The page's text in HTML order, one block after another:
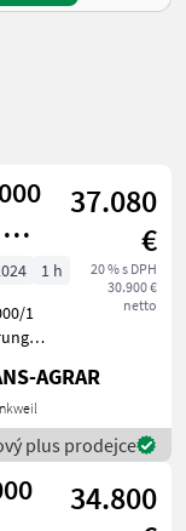
37.080
€
20 % s DPH
30.900 €
netto
1 h
1
von
AGRAR
plus prodejce
34.800